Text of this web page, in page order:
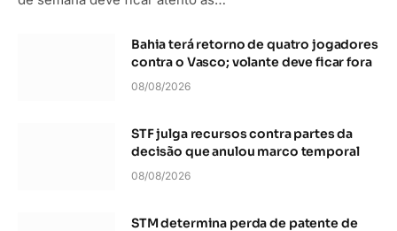
Bahia terá retorno de quatro jogadores
contra o Vasco; volante deve ficar fora
08/08/2026
STF julga recursos contra partes da
decisão que anulou marco temporal
08/08/2026
STM determina perda de patente de